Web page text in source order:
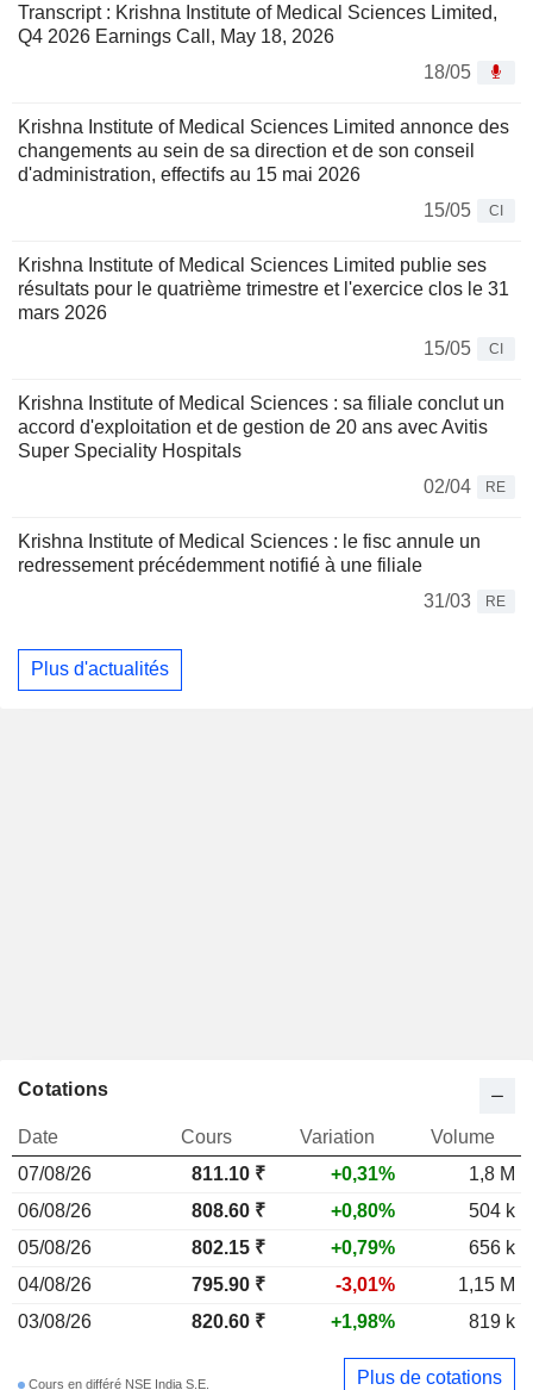
Transcript : Krishna Institute of Medical Sciences Limited,
Q4 2026 Earnings Call, May 18, 2026
18/05
Krishna Institute of Medical Sciences Limited annonce des
changements au sein de sa direction et de son conseil
d'administration, effectifs au 15 mai 2026
15/05
CI
Krishna Institute of Medical Sciences Limited publie ses
résultats pour le quatrième trimestre et l'exercice clos le 31
mars 2026
15/05
CI
Krishna Institute of Medical Sciences : sa filiale conclut un
accord d'exploitation et de gestion de 20 ans avec Avitis
Super Speciality Hospitals
02/04
RE
Krishna Institute of Medical Sciences : le fisc annule un
redressement précédemment notifié à une filiale
31/03
RE
Plus d'actualités
Cotations
Date Cours Variation
Volume
07/08/26
811.10 ₹ +0,31%
1,8 M
06/08/26
808.60 ₹ +0,80%
504 k
05/08/26
802.15 ₹ +0,79%
656 k
04/08/26
795.90 ₹ -3,01%
1,15 M
03/08/26
820.60 ₹ +1,98% 819 k
Cours en différé NSE India S.E. Plus de cotations